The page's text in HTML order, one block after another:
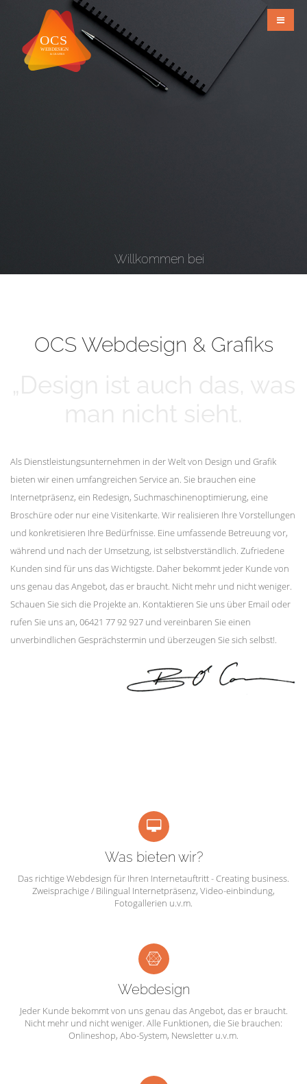
Willkommen bei
OCS Webdesign & Grafiks
Als Dienstleistungsunternehmen in der Welt von Design und Grafik
bieten wir einen umfangreichen Service an. Sie brauchen eine
Internetpräsenz, ein Redesign, Suchmaschinenoptimierung, eine
Broschüre oder nur eine Visitenkarte. Wir realisieren Ihre Vorstellungen
und konkretisieren Ihre Bedürfnisse. Eine umfassende Betreuung vor,
während und nach der Umsetzung, ist selbstverständlich. Zufriedene
Kunden sind für uns das Wichtigste. Daher bekommt jeder Kunde von
uns genau das Angebot, das er braucht. Nicht mehr und nicht weniger.
Schauen Sie sich die Projekte an. Kontaktieren Sie uns über Email oder
rufen Sie uns an, 06421 77 92 927 und vereinbaren Sie einen
unverbindlichen Gesprächstermin und überzeugen Sie sich selbst!.
Was bieten wir?
Das richtige Webdesign für Ihren Internetauftritt - Creating business.
Zweisprachige / Bilingual Internetpräsenz, Video-einbindung,
Fotogallerien u.v.m.
Webdesign
Jeder Kunde bekommt von uns genau das Angebot, das er braucht.
Nicht mehr und nicht weniger. Alle Funktionen, die Sie brauchen:
Onlineshop, Abo-System, Newsletter u.v.m.